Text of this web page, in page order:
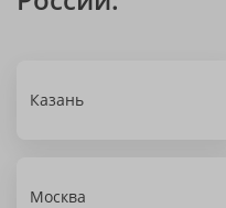
Казань
Москва